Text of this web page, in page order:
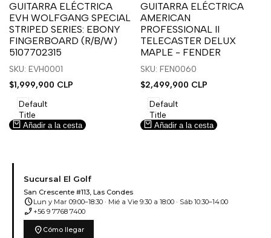
para
usar
la
lista
deseos.
para
usar
Compare
GUITARRA ELÉCTRICA
EVH WOLFGANG SPECIAL
STRIPED SERIES: EBONY
FINGERBOARD (R/B/W)
5107702315
SKU: EVH0001
Precio
venta
$1,999,900 CLP
Default
Title
Añadir a la cesta
para
usar
la
lista
deseos.
para
usar
Compare
GUITARRA ELÉCTRICA
AMERICAN
PROFESSIONAL II
TELECASTER DELUX
MAPLE - FENDER
SKU: FEN0060
Precio
venta
$2,499,900 CLP
Default
Title
Añadir a la cesta
Sucursal El Golf
San Crescente #113, Las Condes
scheduleLun y Mar 09:00–18:30 · Mié a Vie 9:30 a 18:00 · Sáb 10:30–14:00
phone_enabled +56 9 7768 7400
location_on Cómo llegar